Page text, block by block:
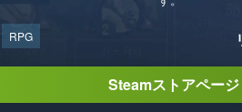
RPG
Steamストアページ